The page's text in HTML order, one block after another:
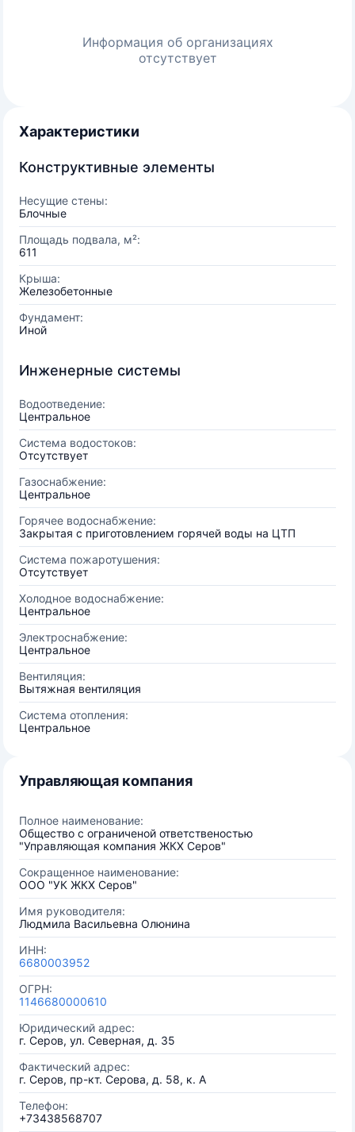
Информация об организациях
отсутствует
Характеристики
Конструктивные элементы
Несущие стены:
Блочные
Площадь подвала, м²:
611
Крыша:
Железобетонные
Фундамент:
Иной
Инженерные системы
Водоотведение:
Центральное
Система водостоков:
Отсутствует
Газоснабжение:
Центральное
Горячее водоснабжение:
Закрытая с приготовлением горячей воды на ЦТП
Система пожаротушения:
Отсутствует
Холодное водоснабжение:
Центральное
Электроснабжение:
Центральное
Вентиляция:
Вытяжная вентиляция
Система отопления:
Центральное
Управляющая компания
Полное наименование:
Общество с ограниченой ответственостью
"Управляющая компания ЖКХ Серов"
Сокращенное наименование:
ООО "УК ЖКХ Серов"
Имя руководителя:
Людмила Васильевна Олюнина
ИНН:
6680003952
ОГРН:
1146680000610
Юридический адрес:
г. Серов, ул. Северная, д. 35
Фактический адрес:
г. Серов, пр-кт. Серова, д. 58, к. А
Телефон:
+73438568707